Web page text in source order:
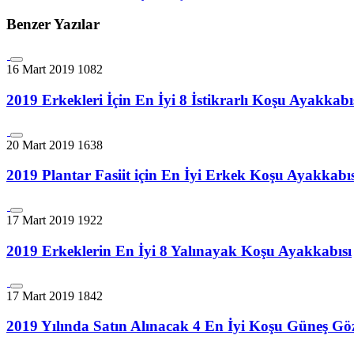
Benzer Yazılar
16 Mart 2019 1082
2019 Erkekleri İçin En İyi 8 İstikrarlı Koşu
20 Mart 2019 1638
2019 Plantar Fasiit için En İyi Erkek Koşu
17 Mart 2019 1922
2019 Erkeklerin En İyi 8 Yalınayak Koşu Ayakkabısı
17 Mart 2019 1842
2019 Yılında Satın Alınacak 4 En İyi Koşu Güneş